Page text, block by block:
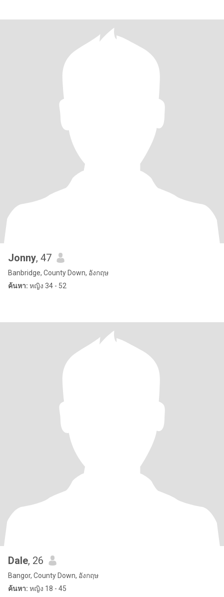
Jonny, 47
Banbridge, County Down, อังกฤษ
ค้นหา: หญิง 34 - 52
Dale, 26
Bangor, County Down, อังกฤษ
ค้นหา: หญิง 18 - 45